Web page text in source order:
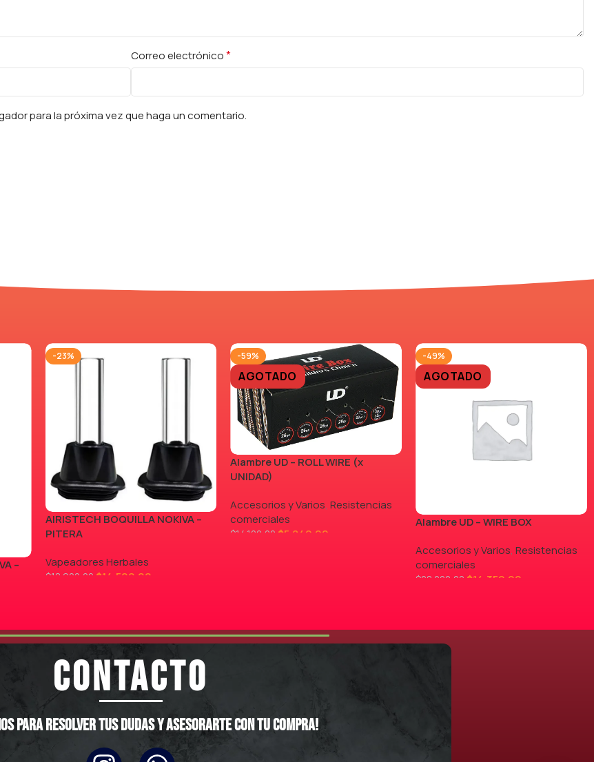
Correo electrónico*
para la próxima vez que haga un comentario.
–
-23%
AIRISTECH BOQUILLA NOKIVA –
PITERA
Vapeadores Herbales
$18.900,00 $14.500,00
-59%
AGOTADO
Alambre UD – ROLL WIRE (x
UNIDAD)
Accesorios y Varios,Resistencias
comerciales
$14.100,00 $5.840,00
-49%
AGOTADO
Alambre UD – WIRE BOX
Accesorios y Varios,Resistencias
comerciales
$28.000,00 $14.350,00
CONTACTO
para resolver tus dudas y asesorarte con tu compra!